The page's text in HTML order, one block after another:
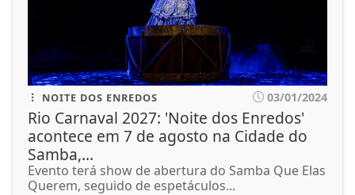
NOITE DOS ENREDOS 03/01/2024
Rio Carnaval 2027: 'Noite dos Enredos'
acontece em 7 de agosto na Cidade do
Samba,...
Evento terá show de abertura do Samba Que Elas
Querem, seguido de espetáculos...